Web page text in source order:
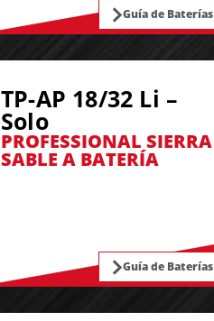
Guía de Baterías
TP-AP 18/32 Li –
Solo
PROFESSIONAL SIERRA
SABLE A BATERÍA
Guía de Baterías